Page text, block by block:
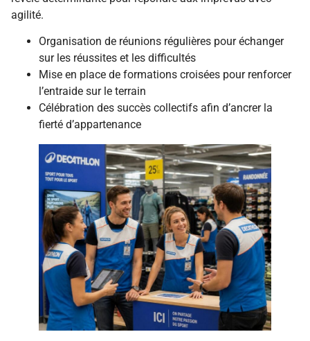
agilité.
Organisation de réunions régulières pour échanger
sur les réussites et les difficultés
Mise en place de formations croisées pour renforcer
l’entraide sur le terrain
Célébration des succès collectifs afin d’ancrer la
fierté d’appartenance